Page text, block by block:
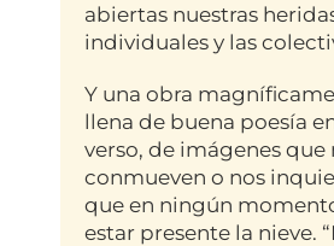
abiertas nuestras
individuales y las
Y una obra
llena de buena poesía
verso, de imágenes que
conmueven o nos
que en ningún
estar presente la nieve.